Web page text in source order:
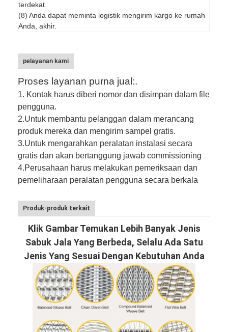
terdekat.
(8) Anda dapat meminta logistik mengirim kargo ke rumah
Anda, akhir.
pelayanan kami
Proses layanan purna jual:.
1. Kontak harus diberi nomor dan disimpan dalam file
pengguna.
2.Untuk membantu pelanggan dalam merancang
produk mereka dan mengirim sampel gratis.
3.Untuk mengarahkan peralatan instalasi secara
gratis dan akan bertanggung jawab commissioning
4.Perusahaan harus melakukan pemeriksaan dan
pemeliharaan peralatan pengguna secara berkala
Produk-produk terkait
Klik Gambar Temukan Lebih Banyak Jenis
Sabuk Jala Yang Berbeda, Selalu Ada Satu
Jenis Yang Sesuai Dengan Kebutuhan Anda